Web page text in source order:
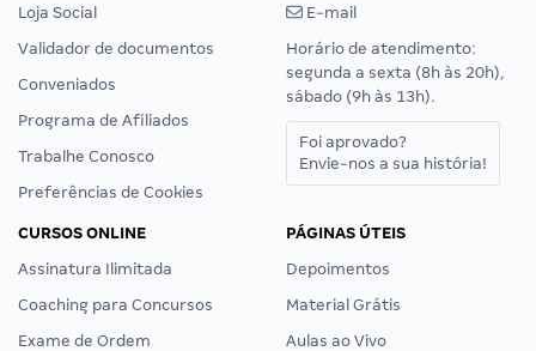
Loja Social
Validador de documentos
Conveniados
Programa de Afiliados
Trabalhe Conosco
Preferências de Cookies
E-mail
Horário de atendimento:
segunda a sexta (8h às 20h),
sábado (9h às 13h).
Foi aprovado?
Envie-nos a sua história!
CURSOS ONLINE
Assinatura Ilimitada
Coaching para Concursos
Exame de Ordem
PÁGINAS ÚTEIS
Depoimentos
Material Grátis
Aulas ao Vivo